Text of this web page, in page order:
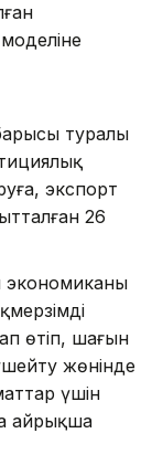
туралы
экспорт
26
өтіп, шағын
жөнінде
үшін
айрықша